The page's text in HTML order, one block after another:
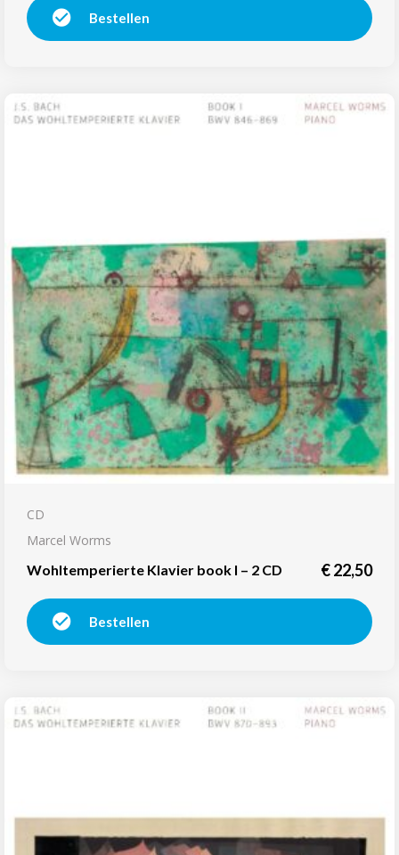
Bestellen
CD
Marcel Worms
Wohltemperierte Klavier book I – 2 CD
€22,50
Bestellen